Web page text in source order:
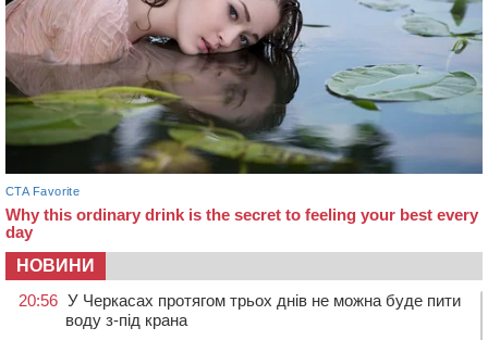
НОВИНИ
20:56 У Черкасах протягом трьох днів не можна буде пити
воду з-під крана